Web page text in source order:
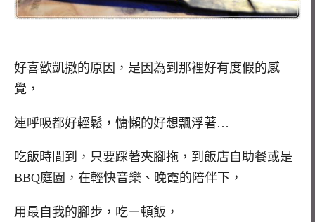
好喜歡凱撒的原因，是因為到那裡好有度假的感
覺，
連呼吸都好輕鬆，慵懶的好想飄浮著…
吃飯時間到，只要踩著夾腳拖，到飯店自助餐或是
BBQ庭園，在輕快音樂、晚霞的陪伴下，
用最自我的腳步，吃ㄧ頓飯，